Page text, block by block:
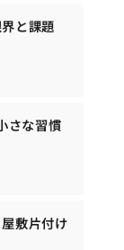
と課題
さな習慣
敷片付け